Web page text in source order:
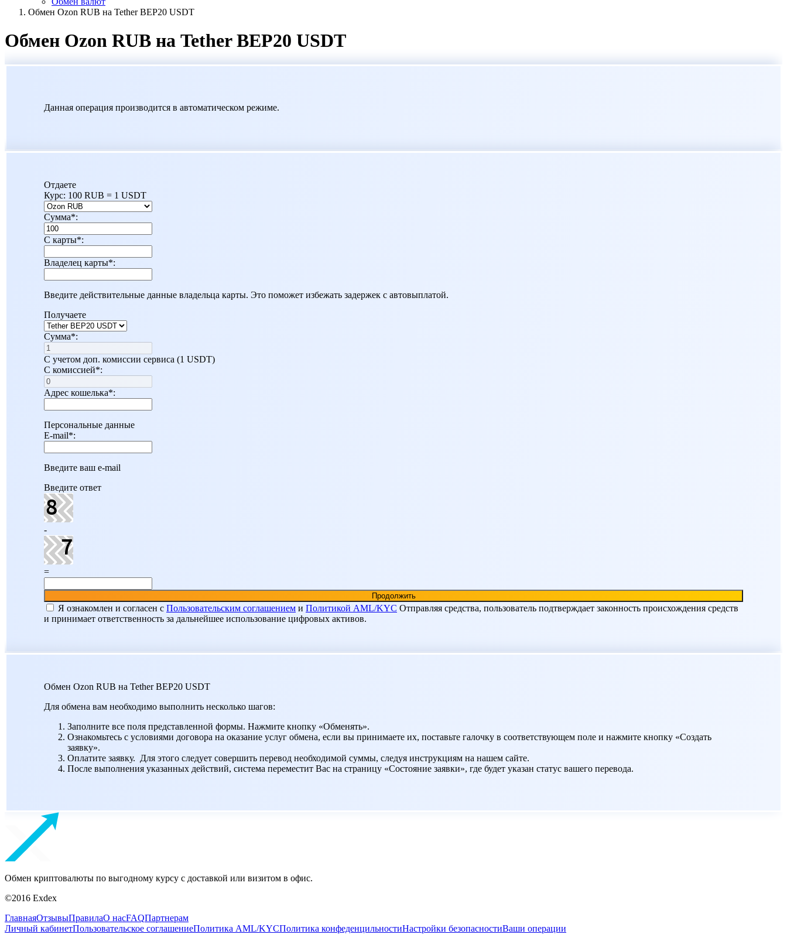
Обмен Ozon RUB на Tether BEP20 USDT
Обмен Ozon RUB на Tether BEP20 USDT
Данная операция производится в автоматическом режиме.
Отдаете
Курс: 100 RUB = 1 USDT
Сумма*:
C карты*:
Владелец карты*:
Введите действительные данные владельца карты. Это поможет избежать задержек с автовыплатой.
Получаете
Сумма*:
С учетом доп. комиссии сервиса (1 USDT)
С комиссией*:
Адрес кошелька*:
Персональные данные
E-mail*:
Введите ваш e-mail
Введите ответ
-
=
Я ознакомлен и согласен c Пользовательским соглашением и Политикой AML/KYC Отправляя средства, пользователь подтверждает законность происхождения средств
и принимает ответственность за дальнейшее использование цифровых активов.
Обмен Ozon RUB на Tether BEP20 USDT
Для обмена вам необходимо выполнить несколько шагов:
Заполните все поля представленной формы. Нажмите кнопку «Обменять».
Ознакомьтесь с условиями договора на оказание услуг обмена, если вы принимаете их, поставьте галочку в соответствующем поле и нажмите кнопку «Создать
заявку».
Оплатите заявку. Для этого следует совершить перевод необходимой суммы, следуя инструкциям на нашем сайте.
После выполнения указанных действий, система переместит Вас на страницу «Состояние заявки», где будет указан статус вашего перевода.
Обмен криптовалюты по выгодному курсу с доставкой или визитом в офис.
©2016 Exdex
ГлавнаяОтзывыПравилаО насFAQПартнерам
Личный кабинетПользовательское соглашениеПолитика AML/KYCПолитика конфеденцильностиНастройки безопасностиВаши операции